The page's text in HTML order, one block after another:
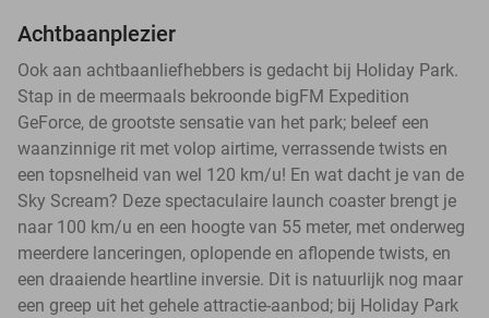
Achtbaanplezier
Ook aan achtbaanliefhebbers is gedacht bij Holiday Park.
Stap in de meermaals bekroonde bigFM Expedition
GeForce, de grootste sensatie van het park; beleef een
waanzinnige rit met volop airtime, verrassende twists en
een topsnelheid van wel 120 km/u! En wat dacht je van de
Sky Scream? Deze spectaculaire launch coaster brengt je
naar 100 km/u en een hoogte van 55 meter, met onderweg
meerdere lanceringen, oplopende en aflopende twists, en
een draaiende heartline inversie. Dit is natuurlijk nog maar
een greep uit het gehele attractie-aanbod; bij Holiday Park